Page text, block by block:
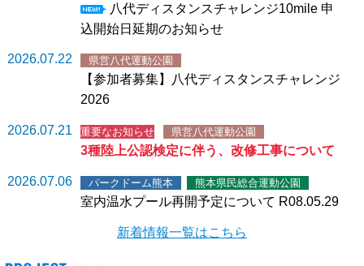
八代ディスタンスチャレンジ10mile 申
込開始日延期のお知らせ
2026.07.22 県営八代運動公園
【参加者募集】八代ディスタンスチャレンジ
2026
2026.07.21 重要なお知らせ 県営八代運動公園
3種陸上公認検定に伴う、改修工事について
2026.07.06 パークドーム熊本 熊本県民総合運動公園
室内温水プール再開予定について R08.05.29
新着情報一覧はこちら